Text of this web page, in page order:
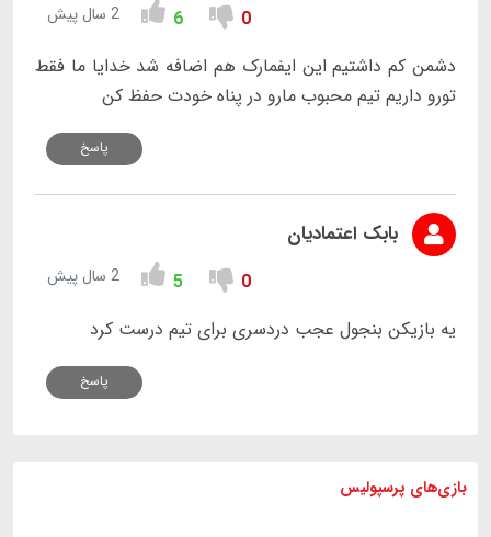
0
6 2 سال پیش
دشمن کم داشتیم این ایفمارک هم اضافه شد خدایا ما فقط
تورو داریم تیم محبوب مارو در پناه خودت حفظ کن
پاسخ
بابک اعتمادیان
0
5 2 سال پیش
یه بازیکن بنجول عجب دردسری برای تیم درست کرد
پاسخ
بازی های پرسپولیس